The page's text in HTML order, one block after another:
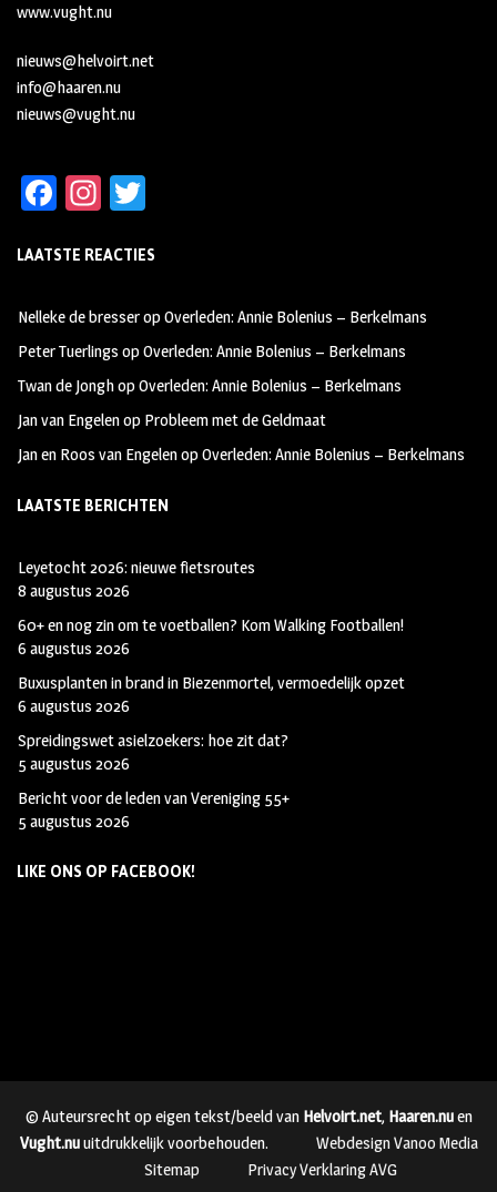
www.vught.nu
nieuws@helvoirt.net
info@haaren.nu
nieuws@vught.nu
Fa
b
oo
k
In
ag
m
tt
LAATSTE REACTIES
Nelleke de bresseropOverleden: Annie Bolenius – Berkelmans
Peter Tuerlings opOverleden: Annie Bolenius – Berkelmans
Twan de JonghopOverleden: Annie Bolenius – Berkelmans
Jan van Engelenop Probleem met de Geldmaat
Jan en Roos van EngelenopOverleden: Annie Bolenius – Berkelmans
LAATSTE BERICHTEN
Leyetocht 2026: nieuwe fietsroutes
8 augustus 2026
60+ en nog zin om te voetballen? Kom Walking Footballen!
6 augustus 2026
Buxusplanten in brand in Biezenmortel, vermoedelijk opzet
6 augustus 2026
Spreidingswet asielzoekers: hoe zit dat?
5 augustus 2026
Bericht voor de leden van Vereniging 55+
5 augustus 2026
LIKE ONS OP FACEBOOK!
© Auteursrecht op eigen tekst/beeld van Helvoirt.net, Haaren.nuen
Vught.nuuitdrukkelijk voorbehouden.
Webdesign Vanoo Media
Sitemap
Privacy Verklaring AVG